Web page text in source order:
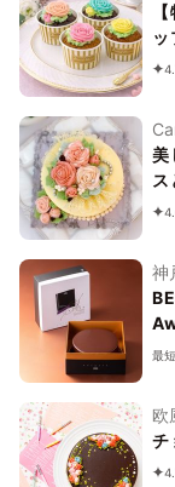
ッ
美
ス
神
【
最
欧
チ